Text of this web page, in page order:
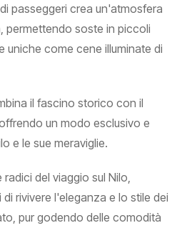
passeggeri crea un'atmosfera
permettendo soste in piccoli
come cene illuminate di
il fascino storico con il
un modo esclusivo e
e le sue meraviglie.
del viaggio sul Nilo,
rivivere l'eleganza e lo stile dei
pur godendo delle comodità